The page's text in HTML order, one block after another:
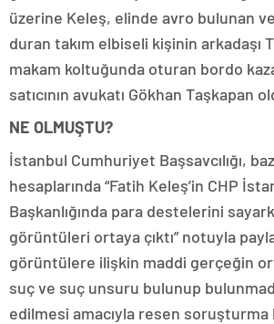
üzerine Keleş, elinde avro bulunan
duran takım elbiseli kişinin arkadaşı
makam koltuğunda oturan bordo
satıcının avukatı Gökhan Taşkapan
NE OLMUŞTU?
İstanbul Cumhuriyet Başsavcılığı,
hesaplarında “Fatih Keleş’in CHP
Başkanlığında para destelerini
görüntüleri ortaya çıktı” notuyla
görüntülere ilişkin maddi gerçeğin
suç ve suç unsuru bulunup
edilmesi amacıyla resen soruşturma